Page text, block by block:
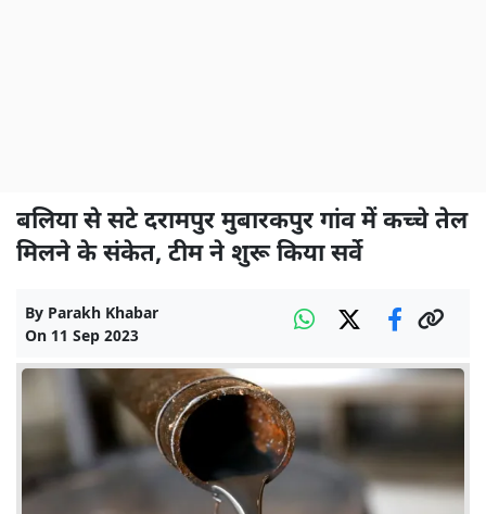
बलिया से सटे दरामपुर मुबारकपुर गांव में कच्चे तेल
मिलने के संकेत, टीम ने शुरू किया सर्वे
By Parakh Khabar
On 11 Sep 2023